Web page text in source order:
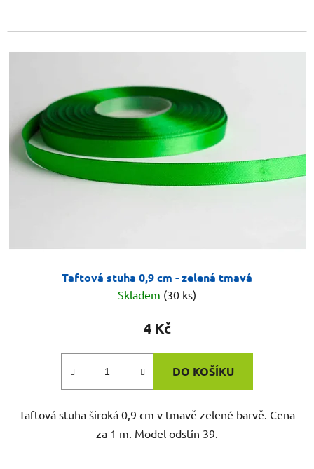
Taftová stuha 0,9 cm - zelená tmavá
Skladem (30 ks)
4 Kč
DO KOŠÍKU
Taftová stuha široká 0,9 cm v tmavě zelené barvě. Cena
za 1 m. Model odstín 39.